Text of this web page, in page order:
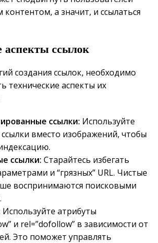
а значит, и ссылаться
аспекты ссылок
создания ссылок, необходимо
технические аспекты их
ссылки: Используйте
вместо изображений, чтобы
ссылки: Старайтесь избегать
и “грязных” URL. Чистые
воспринимаются поисковыми
Используйте атрибуты
и rel=”dofollow” в зависимости от
Это поможет управлять